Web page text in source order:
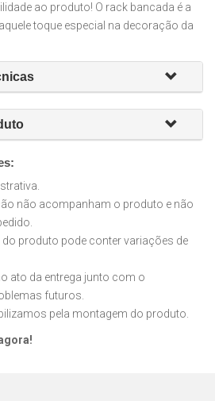
ao produto! O rack bancada é a
toque especial na decoração da
não acompanham o produto e não
produto pode conter variações de
ato da entrega junto com o
futuros.
pela montagem do produto.